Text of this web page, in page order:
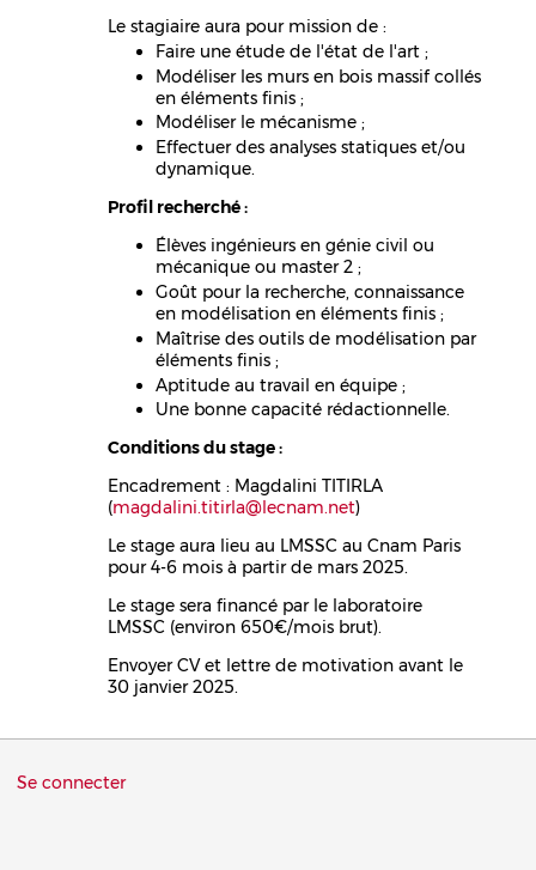
Le stagiaire aura pour mission de :
Faire une étude de l'état de l'art ;
Modéliser les murs en bois massif collés
en éléments finis ;
Modéliser le mécanisme ;
Effectuer des analyses statiques et/ou
dynamique.
Profil recherché :
Élèves ingénieurs en génie civil ou
mécanique ou master 2 ;
Goût pour la recherche, connaissance
en modélisation en éléments finis ;
Maîtrise des outils de modélisation par
éléments finis ;
Aptitude au travail en équipe ;
Une bonne capacité rédactionnelle.
Conditions du stage :
Encadrement : Magdalini TITIRLA
(magdalini.titirla@lecnam.net)
Le stage aura lieu au LMSSC au Cnam Paris
pour 4-6 mois à partir de mars 2025.
Le stage sera financé par le laboratoire
LMSSC (environ 650€/mois brut).
Envoyer CV et lettre de motivation avant le
30 janvier 2025.
Menu
Se connecter